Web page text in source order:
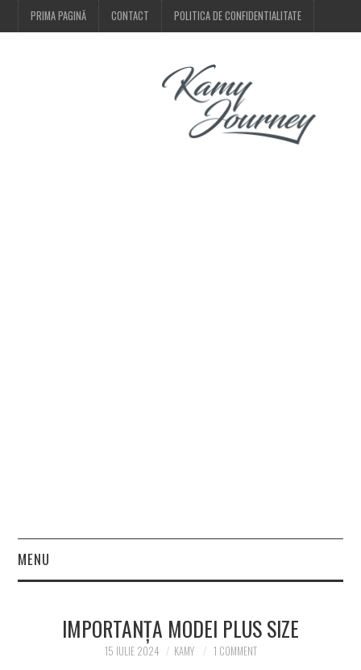
PRIMA PAGINĂ CONTACT POLITICA DE CONFIDENTIALITATE
MENU
FASHIONIMPORTANȚA MODEI PLUS SIZE
15 IULIE 2024 KAMY 1 COMMENT